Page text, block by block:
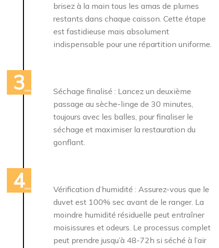
brisez à la main tous les amas de plumes
restants dans chaque caisson. Cette étape
est fastidieuse mais absolument
indispensable pour une répartition uniforme.
Séchage finalisé : Lancez un deuxième
passage au sèche-linge de 30 minutes,
toujours avec les balles, pour finaliser le
séchage et maximiser la restauration du
gonflant.
Vérification d’humidité : Assurez-vous que le
duvet est 100% sec avant de le ranger. La
moindre humidité résiduelle peut entraîner
moisissures et odeurs. Le processus complet
peut prendre jusqu’à 48-72h si séché à l’air